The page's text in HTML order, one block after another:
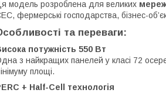
модель розроблена для великих
фермерські господарства, бізнес-
та переваги:
потужність 550 Вт
з найкращих панелей у класі 72
площі.
+ Half-Cell технологія